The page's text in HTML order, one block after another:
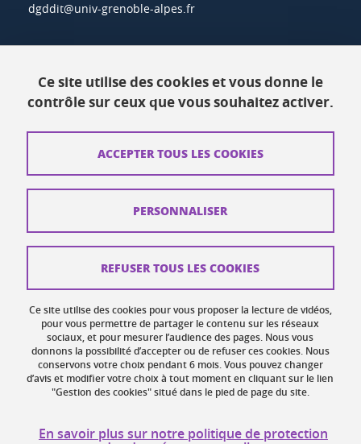
dgddit@univ-grenoble-alpes.fr
Ressources
Contacts
Plans d'accès
Mentions légales
Plan du site web
Gestion des cookies
Accessibilité : non conforme
Ce site utilise des cookies et vous donne le
contrôle sur ceux que vous souhaitez activer.
Ce site utilise des cookies pour vous proposer la lecture de vidéos,
pour vous permettre de partager le contenu sur les réseaux
sociaux, et pour mesurer l’audience des pages. Nous vous
donnons la possibilité d’accepter ou de refuser ces cookies. Nous
conservons votre choix pendant 6 mois. Vous pouvez changer
d’avis et modifier votre choix à tout moment en cliquant sur le lien
"Gestion des cookies" situé dans le pied de page du site.
En savoir plus sur notre politique de protection
ACCEPTER TOUS LES COOKIES
REFUSER TOUS LES COOKIES
PERSONNALISER